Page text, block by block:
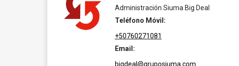
Administración Siuma Big Deal
Teléfono Móvil:
+50760271081
Email:
bigdeal@gruposiuma.com